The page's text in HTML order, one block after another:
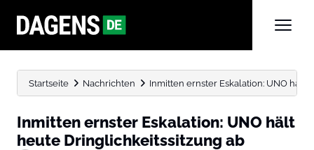
Startseite Nachrichten Inmitten ernster Eskalation: UNO hält
Inmitten ernster Eskalation: UNO hält
heute Dringlichkeitssitzung ab